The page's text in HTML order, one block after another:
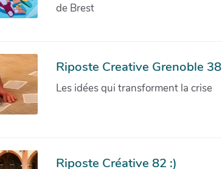
de Brest
Riposte Creative Grenoble 38
Les idées qui transforment la crise
Riposte Créative 82 :)